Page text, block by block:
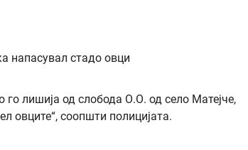
лишија од слобода О.О. од село Матејче,
овците“, соопшти полицијата.